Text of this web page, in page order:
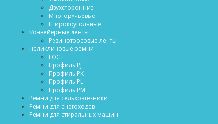
Двухсторонние
Многоручьевые
Широкоугольные
Конвейерные ленты
Резинотросовые ленты
Поликлиновые ремни
ГОСТ
Профиль PJ
Профиль PK
Профиль PL
Профиль PM
Ремни для сельхозтехники
Ремни для снегоходов
Ремни для стиральных машин